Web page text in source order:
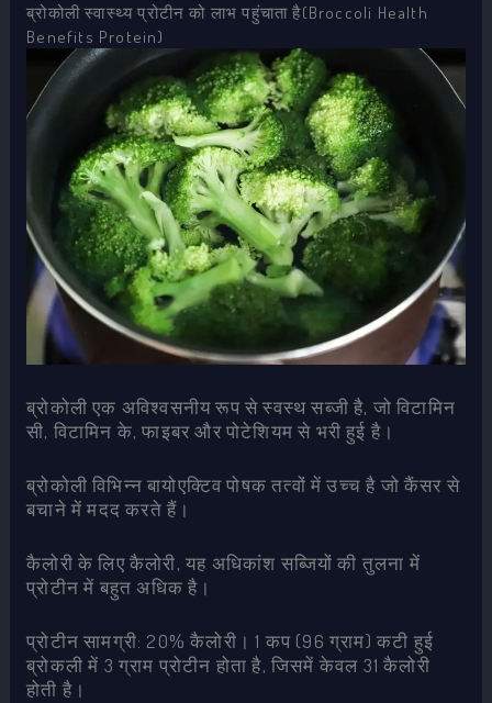
ब्रोकोली स्वास्थ्य प्रोटीन को लाभ पहुंचाता है(Broccoli Health
Benefits Protein)
ब्रोकोली एक अविश्वसनीय रूप से स्वस्थ सब्जी है, जो विटामिन
सी, विटामिन के, फाइबर और पोटेशियम से भरी हुई है।
ब्रोकोली विभिन्न बायोएक्टिव पोषक तत्वों में उच्च है जो कैंसर से
बचाने में मदद करते हैं।
कैलोरी के लिए कैलोरी, यह अधिकांश सब्जियों की तुलना में
प्रोटीन में बहुत अधिक है।
प्रोटीन सामग्री: 20% कैलोरी। 1 कप (96 ग्राम) कटी हुई
ब्रोकली में 3 ग्राम प्रोटीन होता है, जिसमें केवल 31 कैलोरी
होती है।